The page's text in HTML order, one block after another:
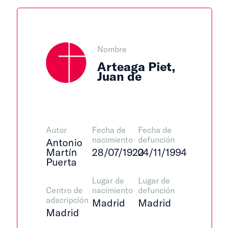
Nombre
Arteaga Piet,
Juan de
Autor
Antonio
Martín
Puerta
Centro de
adscripción
Madrid
Fecha de
nacimiento
28/07/1920
Lugar de
nacimiento
Madrid
Fecha de
defunción
24/11/1994
Lugar de
defunción
Madrid